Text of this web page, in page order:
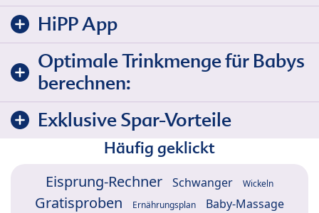
HiPP App
Optimale Trinkmenge für Babys
berechnen:
Exklusive Spar-Vorteile
Häufig geklickt
Eisprung-Rechner Schwanger Wickeln
Gratisproben Ernährungsplan Baby-Massage